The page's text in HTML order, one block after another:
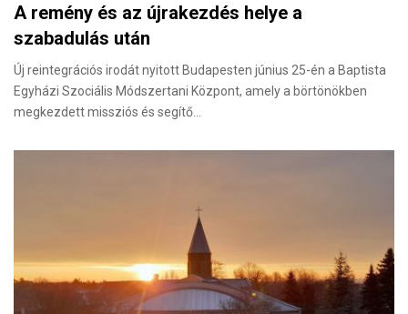
A remény és az újrakezdés helye a
szabadulás után
Új reintegrációs irodát nyitott Budapesten június 25-én a Baptista
Egyházi Szociális Módszertani Központ, amely a börtönökben
megkezdett missziós és segítő…